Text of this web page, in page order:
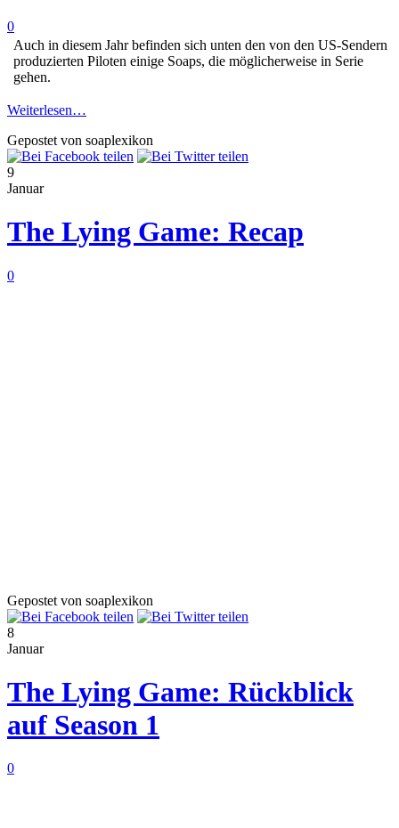
0
Auch in diesem Jahr befinden sich unten den von den US-Sendern
produzierten Piloten einige Soaps, die möglicherweise in Serie
gehen.
Weiterlesen…
Gepostet von soaplexikon
9
Januar
The Lying Game: Recap
0
Gepostet von soaplexikon
8
Januar
The Lying Game: Rückblick
auf Season 1
0